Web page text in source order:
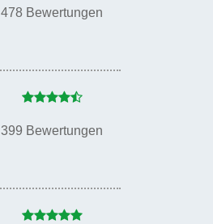
478 Bewertungen
399 Bewertungen